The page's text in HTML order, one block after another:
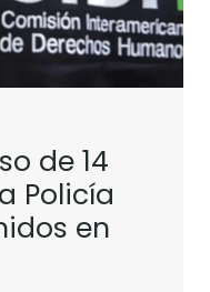
de 14
Policía
en